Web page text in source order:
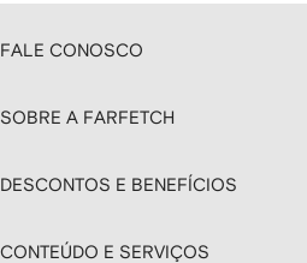
FALE CONOSCO
SOBRE A FARFETCH
DESCONTOS E BENEFÍCIOS
CONTEÚDO E SERVIÇOS